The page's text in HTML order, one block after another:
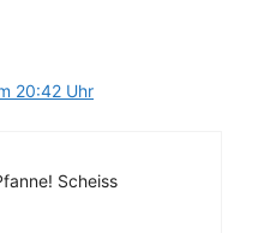
20:42 Uhr
Scheiss